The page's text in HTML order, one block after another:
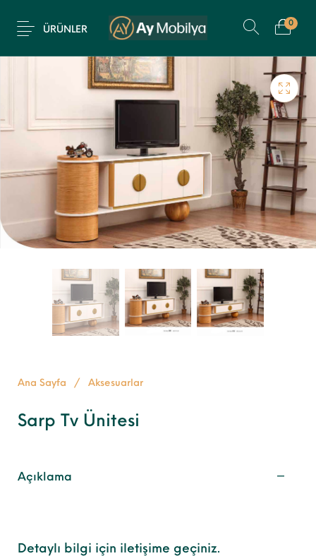
ÜRÜNLER
0
Ana Sayfa / Aksesuarlar
Sarp Tv Ünitesi
Açıklama
Detaylı bilgi için iletişime geçiniz.